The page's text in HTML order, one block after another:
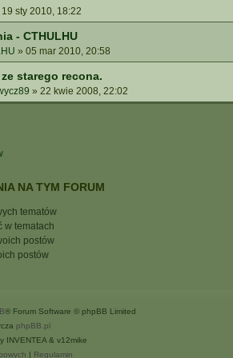
19 sty 2010, 18:22
- CTHULHU
» 05 mar 2010, 20:58
starego recona.
» 22 kwie 2008, 22:02
NA TYM FORUM
tematów
w tematach
postów
postów
® Forum Software © phpBB Limited
phpBB.pl
INVENTEA & v12mike
| Regulamin